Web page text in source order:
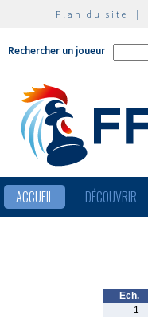
Plan du site |
Rechercher un joueur
ACCUEIL DÉCOUVRIR
Ech.
1